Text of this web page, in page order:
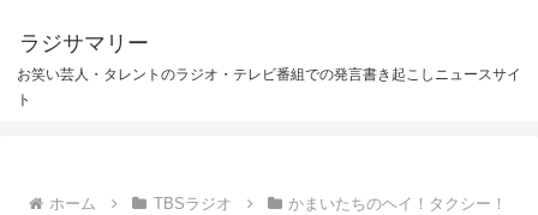
ラジサマリー
お笑い芸人・タレントのラジオ・テレビ番組での発言書き起こしニュースサイ
ト
ホーム TBSラジオ かまいたちのヘイ！タクシー！